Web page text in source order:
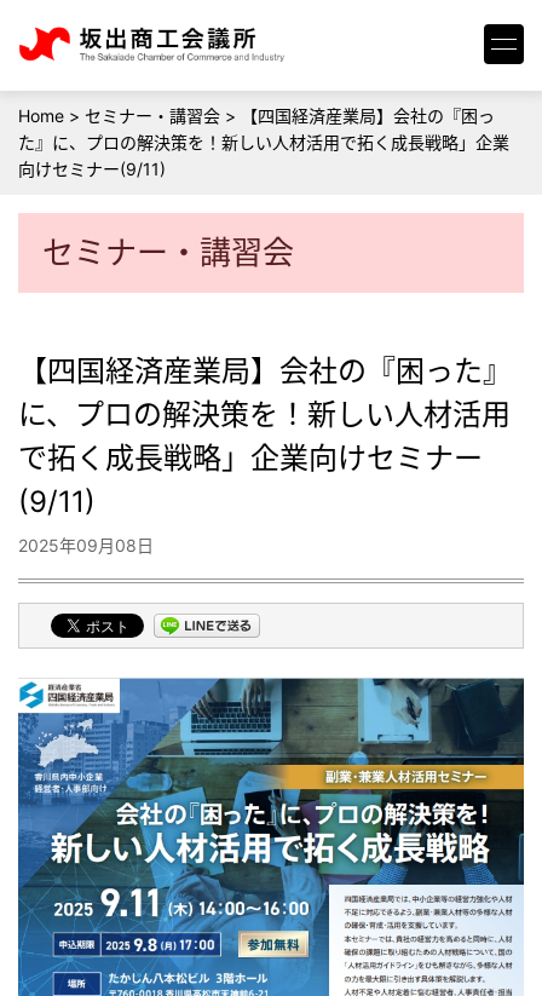
Home > セミナー・講習会 >
【四国経済産業局】会社の『困っ
た』に、プロの解決策を！新しい人材活用で拓く成長戦略」企業
向けセミナー(9/11)
セミナー・講習会
【四国経済産業局】会社の『困った』
に、プロの解決策を！新しい人材活用
で拓く成長戦略」企業向けセミナー
(9/11)
2025年09月08日